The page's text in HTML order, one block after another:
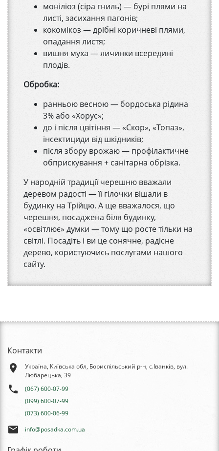
моніліоз (сіра гниль) — бурі плями на
листі, засихання пагонів;
кокомікоз — дрібні коричневі плями,
опадання листя;
вишня муха — личинки всередині
плодів.
Обробка:
ранньою весною — бордоська рідина
3% або «Хорус»;
до і після цвітіння — «Скор», «Топаз»,
інсектициди від шкідників;
після збору врожаю — профілактичне
обприскування + санітарна обрізка.
У народній традиції черешню вважали
деревом радості — її гілочки вішали в
будинку на Трійцю. А ще вважалося, що
черешня, посаджена біля будинку,
«освітлює» думки — тому що росте тільки на
світлі. Посадіть і ви це сонячне, радісне
дерево, користуючись послугами нашого
сайту.
Контакти
place
Україна, Київська обл, Бориспільський р-н, с.Іванків, вул.
Любарецька, 39
phone
(067) 600-07-99
(099) 600-07-99
(073) 600-06-99
email info@posadka.com.ua